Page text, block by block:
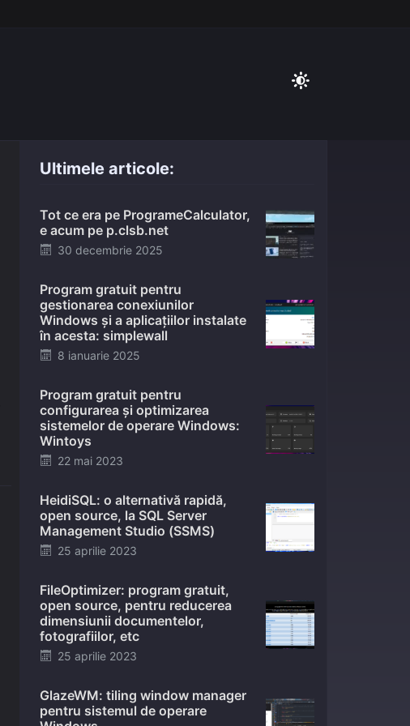
Ultimele articole:
Tot ce era pe ProgrameCalculator,
e acum pe p.clsb.net
Posted
30 decembrie 2025
Program gratuit pentru
gestionarea conexiunilor
Windows și a aplicațiilor instalate
în acesta: simplewall
Posted
8 ianuarie 2025
Program gratuit pentru
configurarea și optimizarea
sistemelor de operare Windows:
Wintoys
Posted
22 mai 2023
HeidiSQL: o alternativă rapidă,
open source, la SQL Server
Management Studio (SSMS)
Posted
25 aprilie 2023
FileOptimizer: program gratuit,
open source, pentru reducerea
dimensiunii documentelor,
fotografiilor, etc
Posted
25 aprilie 2023
GlazeWM: tiling window manager
pentru sistemul de operare